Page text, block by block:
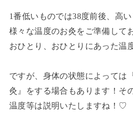
1番低いものでは38度前後、高い
様々な温度のお灸をご準備して
おひとり、おひとりにあった温
ですが、身体の状態によっては
灸』をする場合もあります！そ
温度等は説明いたしますね！♡